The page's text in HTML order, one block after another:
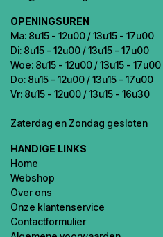
OPENINGSUREN
Ma: 8u15 - 12u00 / 13u15 - 17u00
Di: 8u15 - 12u00 / 13u15 - 17u00
Woe: 8u15 - 12u00 / 13u15 - 17u00
Do: 8u15 - 12u00 / 13u15 - 17u00
Vr: 8u15 - 12u00 / 13u15 - 16u30
Zaterdag en Zondag gesloten
HANDIGE LINKS
Home
Webshop
Over ons
Onze klantenservice
Contactformulier